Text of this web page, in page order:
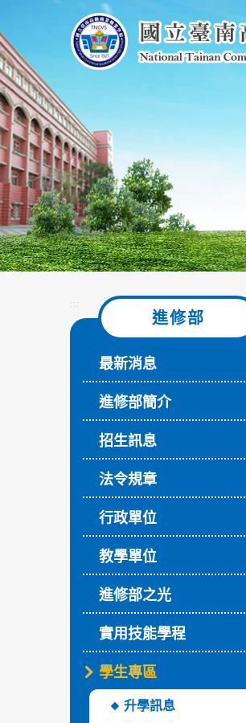
主
要
內
容
區
塊
:::
進修部
最新消息
進修部簡介
招生訊息
法令規章
行政單位
教學單位
進修部之光
實用技能學程
學生專區
升學訊息